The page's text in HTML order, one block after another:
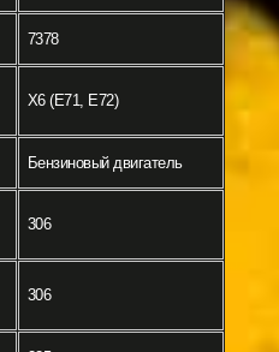
7378
X6 (E71, E72)
Бензиновый двигатель
306
306